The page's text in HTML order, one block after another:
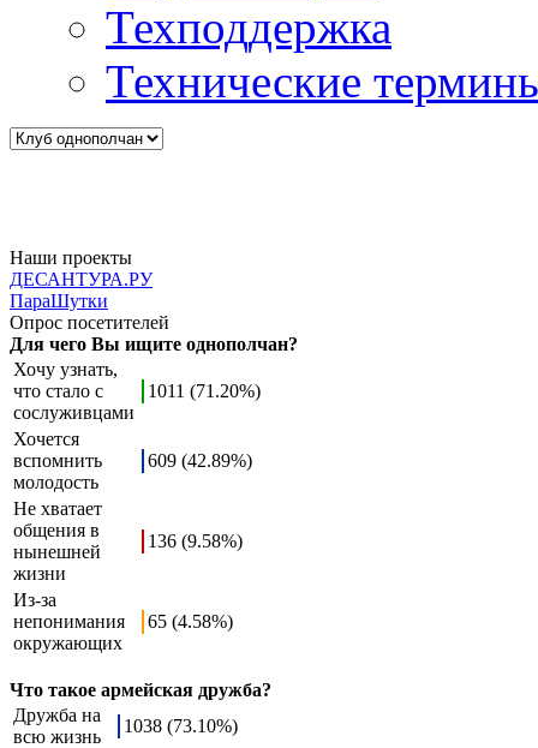
Техподдержка
Технические
Наши проекты
ДЕСАНТУРА.РУ
ПараШутки
Опрос посетителей
Для чего Вы ищите однополчан?
Хочу узнать,
что стало с
сослуживцами
1011 (71.20%)
Хочется
вспомнить
молодость
609 (42.89%)
Не хватает
общения в
нынешней
жизни
136 (9.58%)
Из-за
непонимания
окружающих
65 (4.58%)
Что такое армейская дружба?
Дружба на
всю жизнь
1038 (73.10%)